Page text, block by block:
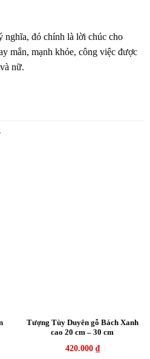
nghĩa, đó chính là lời chúc cho
mắn, mạnh khỏe, công việc được
nữ.
Tượng Tùy Duyên gỗ Bách Xanh
cao 20 cm – 30 cm
420.000 ₫